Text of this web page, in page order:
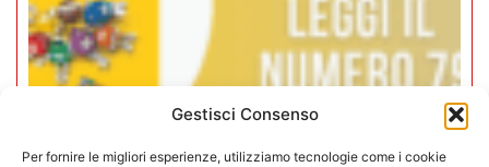
Gestisci Consenso
Per fornire le migliori esperienze, utilizziamo tecnologie come i cookie